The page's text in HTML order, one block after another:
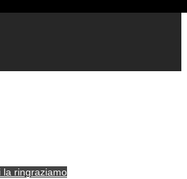
ringraziamo